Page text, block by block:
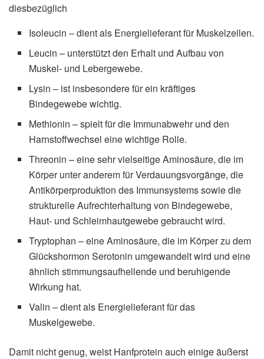
diesbezüglich
Isoleucin – dient als Energielieferant für Muskelzellen.
Leucin – unterstützt den Erhalt und Aufbau von
Muskel- und Lebergewebe.
Lysin – ist insbesondere für ein kräftiges
Bindegewebe wichtig.
Methionin – spielt für die Immunabwehr und den
Harnstoffwechsel eine wichtige Rolle.
Threonin – eine sehr vielseitige Aminosäure, die im
Körper unter anderem für Verdauungsvorgänge, die
Antikörperproduktion des Immunsystems sowie die
strukturelle Aufrechterhaltung von Bindegewebe,
Haut- und Schleimhautgewebe gebraucht wird.
Tryptophan – eine Aminosäure, die im Körper zu dem
Glückshormon Serotonin umgewandelt wird und eine
ähnlich stimmungsaufhellende und beruhigende
Wirkung hat.
Valin – dient als Energielieferant für das
Muskelgewebe.
Damit nicht genug, weist Hanfprotein auch einige äußerst